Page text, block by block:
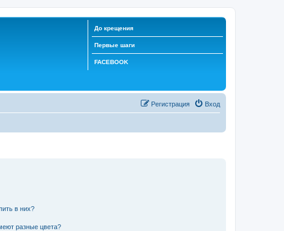
До крещения
Первые шаги
FACEBOOK
Вход
Регистрация
в них?
разные цвета?